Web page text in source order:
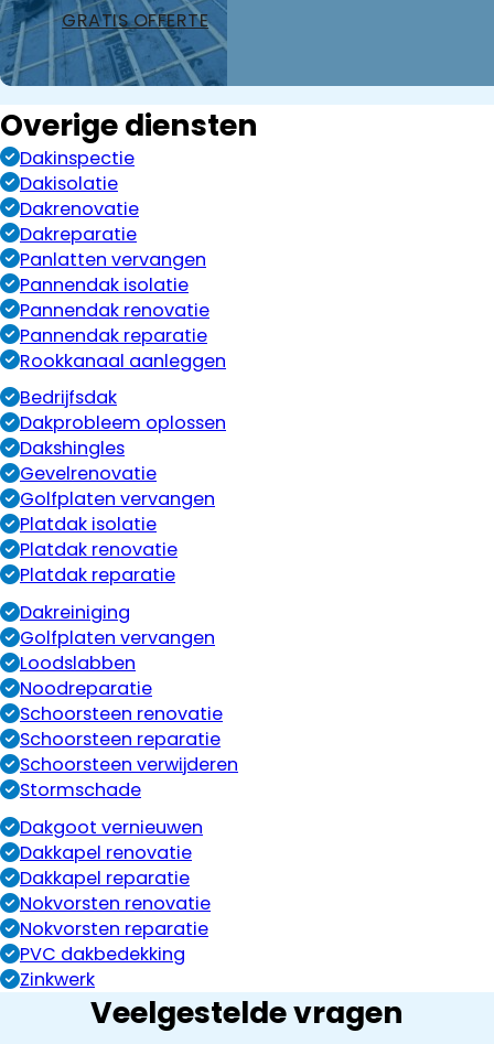
GRATIS OFFERTE
Overige diensten
Dakinspectie
Dakisolatie
Dakrenovatie
Dakreparatie
Panlatten vervangen
Pannendak isolatie
Pannendak renovatie
Pannendak reparatie
Rookkanaal aanleggen
Bedrijfsdak
Dakprobleem oplossen
Dakshingles
Gevelrenovatie
Golfplaten vervangen
Platdak isolatie
Platdak renovatie
Platdak reparatie
Dakreiniging
Golfplaten vervangen
Loodslabben
Noodreparatie
Schoorsteen renovatie
Schoorsteen reparatie
Schoorsteen verwijderen
Stormschade
Dakgoot vernieuwen
Dakkapel renovatie
Dakkapel reparatie
Nokvorsten renovatie
Nokvorsten reparatie
PVC dakbedekking
Zinkwerk
Veelgestelde vragen